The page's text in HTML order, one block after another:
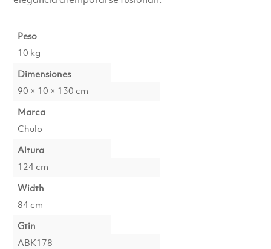
Peso
10 kg
Dimensiones
90 × 10 × 130 cm
Marca
Chulo
Altura
124 cm
Width
84 cm
Gtin
ABK178